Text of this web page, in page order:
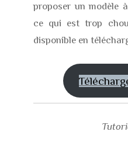
proposer un modèle
ce qui est trop
disponible en